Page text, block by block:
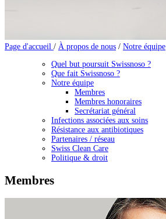
Page d'accueil / À propos de nous / Notre équipe
Quel but poursuit Swissnoso ?
Que fait Swissnoso ?
Notre équipe
Membres
Membres honoraires
Secrétariat général
Infections associées aux soins
Résistance aux antibiotiques
Partenaires / réseau
Swiss Clean Care
Politique & droit
Membres